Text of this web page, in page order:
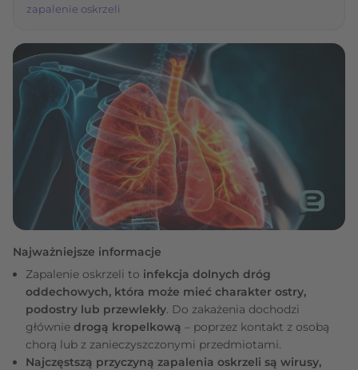
zapalenie oskrzeli
Najważniejsze informacje
Zapalenie oskrzeli to infekcja dolnych dróg
oddechowych, która może mieć charakter ostry,
podostry lub przewlekły. Do zakażenia dochodzi
głównie drogą kropelkową – poprzez kontakt z osobą
chorą lub z zanieczyszczonymi przedmiotami.
Najczęstszą przyczyną zapalenia oskrzeli są wirusy,